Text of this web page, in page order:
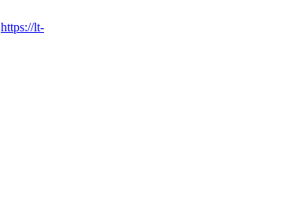
https://lt-